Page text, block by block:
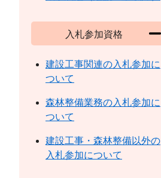
入札参加資格
建設工事関連の入札参加に
ついて
森林整備業務の入札参加に
ついて
建設工事・森林整備以外の
入札参加について